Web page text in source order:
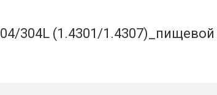
304L (1.4301/1.4307)_пищевой